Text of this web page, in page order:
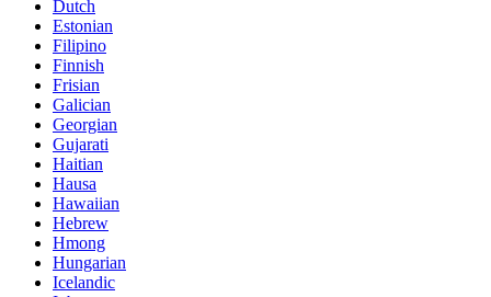
Dutch
Estonian
Filipino
Finnish
Frisian
Galician
Georgian
Gujarati
Haitian
Hausa
Hawaiian
Hebrew
Hmong
Hungarian
Icelandic